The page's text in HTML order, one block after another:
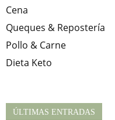
Cena
Queques & Repostería
Pollo & Carne
Dieta Keto
ÚLTIMAS ENTRADAS